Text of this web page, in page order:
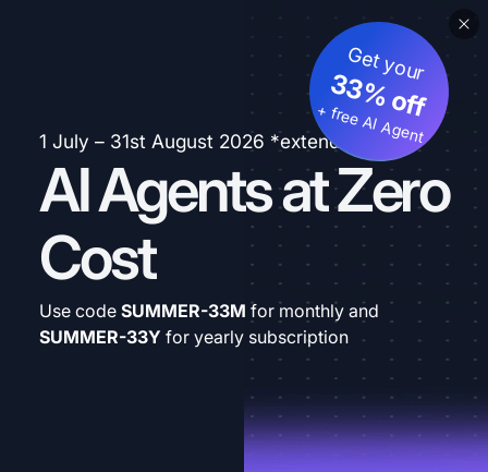
1 July – 31st August 2026 *extended
AI Agents at Zero
Cost
Get your
33% off
+ free AI Agent
Use code SUMMER-33M for monthly and
SUMMER-33Y for yearly subscription